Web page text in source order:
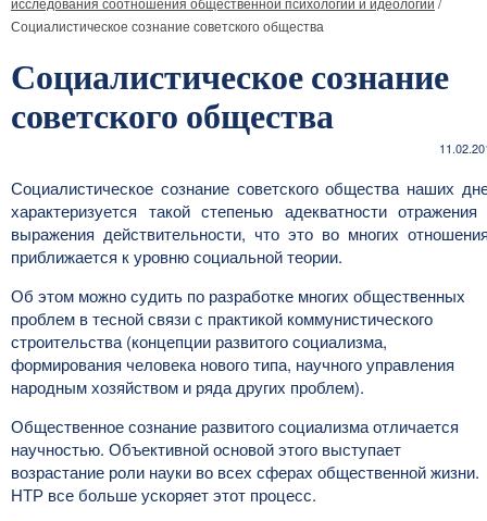
Социалистическое сознание советского общества
Социалистическое сознание
советского общества
Социалистическое сознание советского общества наших
характеризуется такой степенью адекватности
выражения действительности, что это во многих
приближается к уровню социальной теории.
Об этом можно судить по разработке многих общественных
проблем в тесной связи с практикой коммунистического
строительства (концепции развитого социализма,
формирования человека нового типа, научного управления
народным хозяйством и ряда других проблем).
Общественное сознание развитого социализма отличается
научностью. Объективной основой этого выступает
возрастание роли науки во всех сферах общественной жизни.
НТР все больше ускоряет этот процесс.